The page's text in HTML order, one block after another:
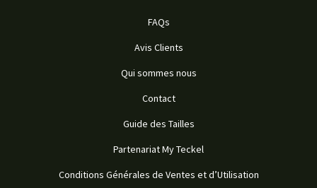
FAQs
Avis Clients
Qui sommes nous
Contact
Guide des Tailles
Partenariat My Teckel
Conditions Générales de Ventes et d’Utilisation